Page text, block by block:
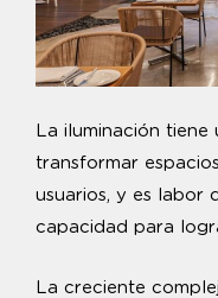
La iluminación
transformar
usuarios, y es labor
capacidad para
La creciente